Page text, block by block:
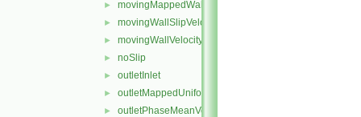
► movingMappedWallVelocity
► movingWallSlipVelocity
► movingWallVelocity
► noSlip
► outletInlet
► outletMappedUniformInlet
► outletPhaseMeanVelocity